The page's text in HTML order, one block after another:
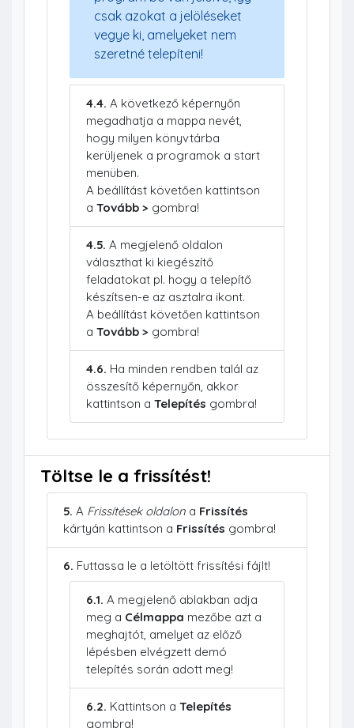
csak azokat a jelöléseket
vegye ki, amelyeket nem
szeretné telepíteni!
4.4. A következő képernyőn
megadhatja a mappa nevét,
hogy milyen könyvtárba
kerüljenek a programok a start
menüben.
A beállítást követően kattintson
a Tovább > gombra!
4.5. A megjelenő oldalon
választhat ki kiegészítő
feladatokat pl. hogy a telepítő
készítsen-e az asztalra ikont.
A beállítást követően kattintson
a Tovább > gombra!
4.6. Ha minden rendben talál az
összesítő képernyőn, akkor
kattintson a Telepítés gombra!
Töltse le a frissítést!
5. A Frissítések oldalon a Frissítés
kártyán kattintson a Frissítés gombra!
6. Futtassa le a letöltött frissítési fájlt!
6.1. A megjelenő ablakban adja
meg a Célmappa mezőbe azt a
meghajtót, amelyet az előző
lépésben elvégzett demó
telepítés során adott meg!
6.2. Kattintson a Telepítés
gombra!